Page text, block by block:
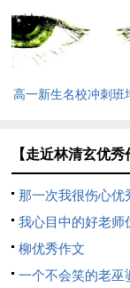
高一新生名校冲刺班
【走近林清玄优
那一次我很伤心优
我心目中的好老师
（精选3篇）
柳优秀作文
一个不会笑的老巫